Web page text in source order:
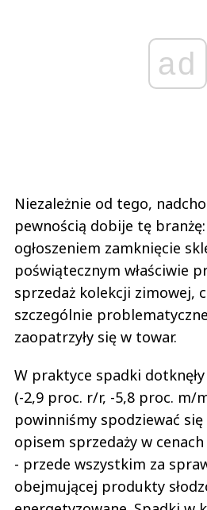
ad
Niezależnie od tego,
pewnością dobije tę
ogłoszeniem zamknięcie
poświątecznym właściwie
sprzedaż kolekcji zimowej,
szczególnie
zaopatrzyły się w towar.
W praktyce spadki
(-2,9 proc. r/r, -5,8 proc. m/
powinniśmy spodziewać
opisem sprzedaży w
- przede wszystkim za
obejmującej produkty